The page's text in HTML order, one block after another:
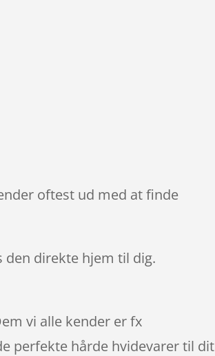
oftest ud med at finde
den direkte hjem til dig.
vi alle kender er fx
perfekte hårde hvidevarer til dit